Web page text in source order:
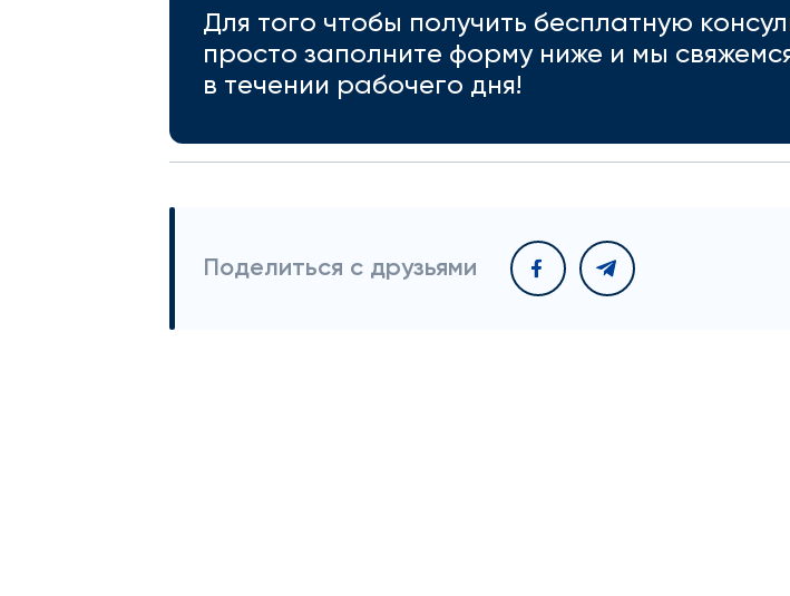
Для того чтобы получить бесплатную
просто заполните форму ниже и мы
в течении рабочего дня!
Поделиться с друзьями